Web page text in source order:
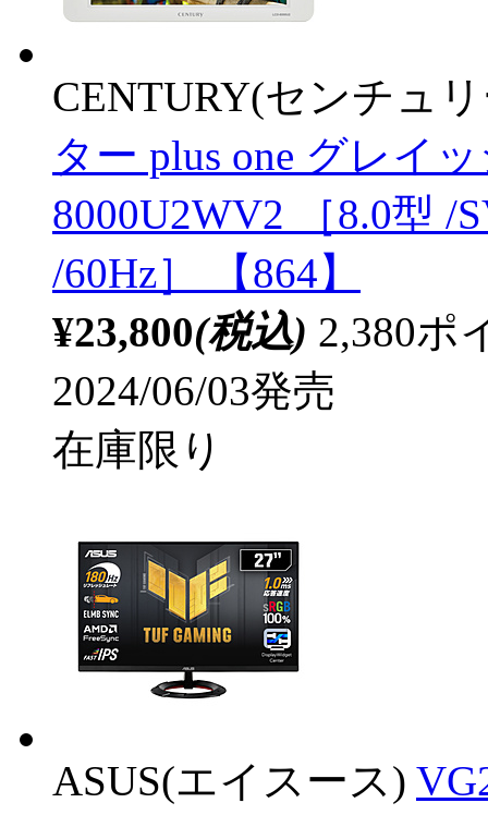
CENTURY(センチュ
ター plus one グレイ
8000U2WV2 ［8.0型 /
/60Hz］ 【864】
¥23,800(税込) 2,380ポ
2024/06/03発売
在庫限り
ASUS(エイスース)